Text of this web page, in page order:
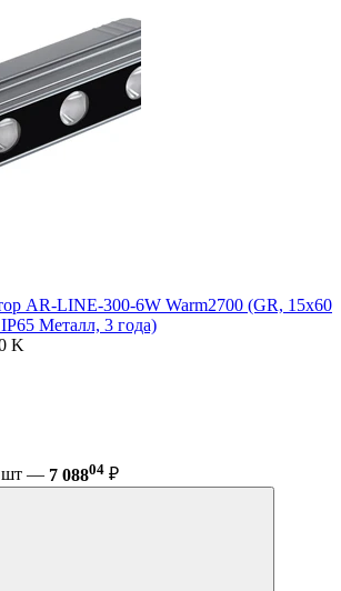
AR-LINE-300-6W Warm2700 (GR, 15x60
Металл, 3 года)
K
шт — 7 08804 ₽